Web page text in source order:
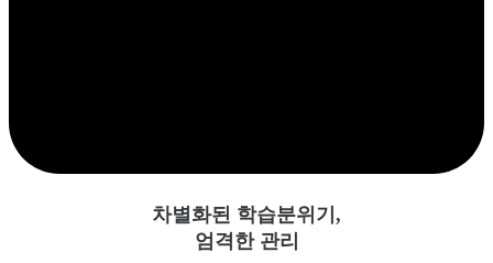
차별화된 학습분위기,
엄격한 관리